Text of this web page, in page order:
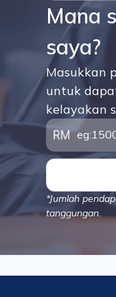
Mana
saya?
Masukkan
untuk
kelayakan
*Jumlah
tanggungan.